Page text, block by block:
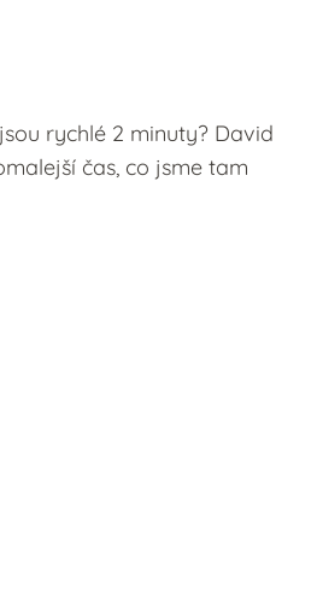
rychlé 2 minuty? David
čas, co jsme tam